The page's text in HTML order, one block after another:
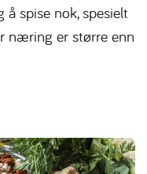
spise nok, spesielt
næring er større enn